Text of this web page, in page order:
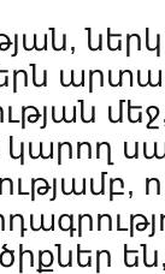
կարող